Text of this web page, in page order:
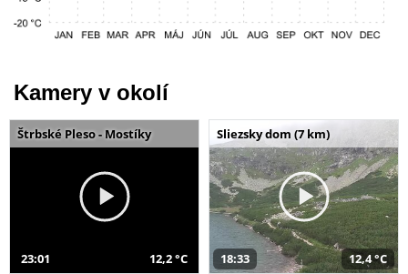
Kamery v okolí
Štrbské Pleso - Mostíky
23:01 12,2 °C
Sliezsky dom (7 km)
18:33 12,4 °C